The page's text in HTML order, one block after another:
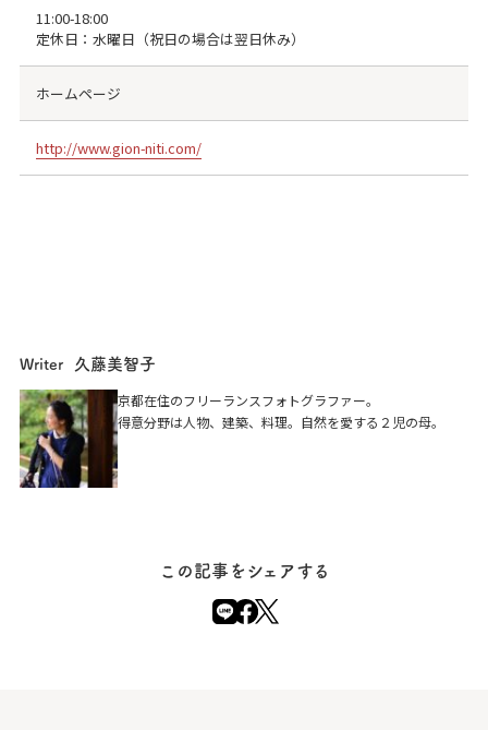
11:00-18:00
定休日：水曜日（祝日の場合は翌日休み）
ホームページ
http://www.gion-niti.com/
京都市東山区祇園町南側570−8
Writer 久藤美智子
京都在住のフリーランスフォトグラファー。
得意分野は人物、建築、料理。自然を愛する２児の母。
この記事をシェアする